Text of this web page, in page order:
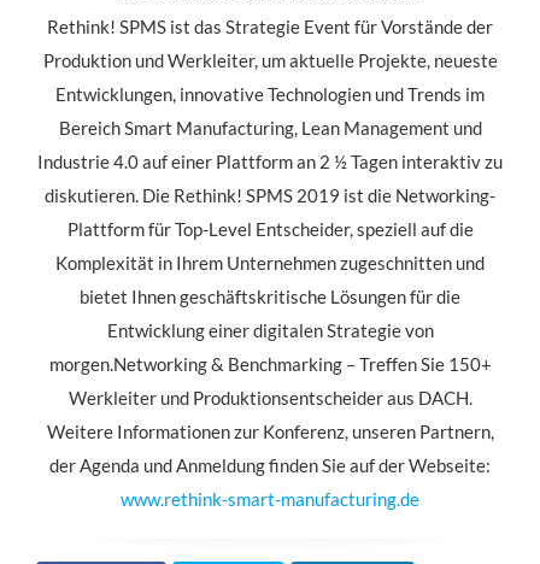
Rethink! SPMS ist das Strategie Event für Vorstände der
Produktion und Werkleiter, um aktuelle Projekte, neueste
Entwicklungen, innovative Technologien und Trends im
Bereich Smart Manufacturing, Lean Management und
Industrie 4.0 auf einer Plattform an 2 ½ Tagen interaktiv zu
diskutieren. Die Rethink! SPMS 2019 ist die Networking-
Plattform für Top-Level Entscheider, speziell auf die
Komplexität in Ihrem Unternehmen zugeschnitten und
bietet Ihnen geschäftskritische Lösungen für die
Entwicklung einer digitalen Strategie von
morgen.Networking & Benchmarking – Treffen Sie 150+
Werkleiter und Produktionsentscheider aus DACH.
Weitere Informationen zur Konferenz, unseren Partnern,
der Agenda und Anmeldung finden Sie auf der Webseite:
www.rethink-smart-manufacturing.de